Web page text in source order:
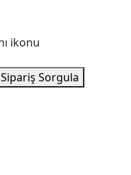
Sipariş Sorgula